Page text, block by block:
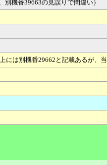
機番39663の見誤りで間違い）
は別機番29662と記載あるが、